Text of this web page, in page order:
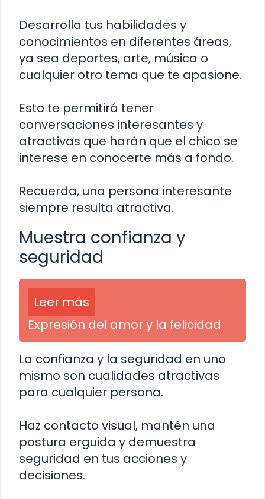
Desarrolla tus habilidades y
conocimientos en diferentes áreas,
ya sea deportes, arte, música o
cualquier otro tema que te apasione.
Esto te permitirá tener
conversaciones interesantes y
atractivas que harán que el chico se
interese en conocerte más a fondo.
Recuerda, una persona interesante
siempre resulta atractiva.
Muestra confianza y
seguridad
Leer más
Expresión del amor y la felicidad
La confianza y la seguridad en uno
mismo son cualidades atractivas
para cualquier persona.
Haz contacto visual, mantén una
postura erguida y demuestra
seguridad en tus acciones y
decisiones.